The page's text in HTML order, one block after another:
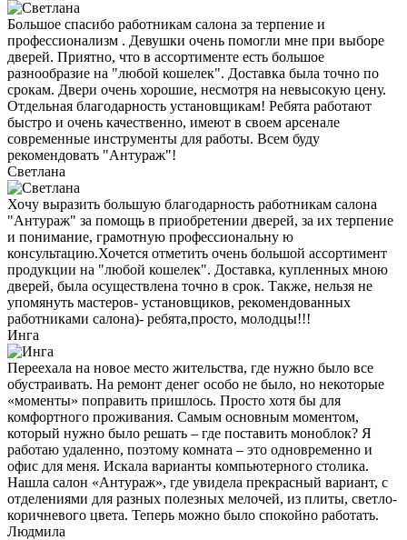
Большое спасибо работникам салона за терпение и
профессионализм . Девушки очень помогли мне при выборе
дверей. Приятно, что в ассортименте есть большое
разнообразие на "любой кошелек". Доставка была точно по
срокам. Двери очень хорошие, несмотря на невысокую цену.
Отдельная благодарность установщикам! Ребята работают
быстро и очень качественно, имеют в своем арсенале
современные инструменты для работы. Всем буду
рекомендовать "Антураж"!
Светлана
Хочу выразить большую благодарность работникам салона
"Антураж" за помощь в приобретении дверей, за их терпение
и понимание, грамотную профессиональну ю
консультацию.Хочется отметить очень большой ассортимент
продукции на "любой кошелек". Доставка, купленных мною
дверей, была осуществлена точно в срок. Также, нельзя не
упомянуть мастеров- установщиков, рекомендованных
работниками салона)- ребята,просто, молодцы!!!
Инга
Переехала на новое место жительства, где нужно было все
обустраивать. На ремонт денег особо не было, но некоторые
«моменты» поправить пришлось. Просто хотя бы для
комфортного проживания. Самым основным моментом,
который нужно было решать – где поставить моноблок? Я
работаю удаленно, поэтому комната – это одновременно и
офис для меня. Искала варианты компьютерного столика.
Нашла салон «Антураж», где увидела прекрасный вариант, с
отделениями для разных полезных мелочей, из плиты, светло-
коричневого цвета. Теперь можно было спокойно работать.
Людмила